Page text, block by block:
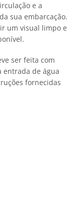
e a
sua embarcação.
um visual limpo e
ser feita com
entrada de água
fornecidas